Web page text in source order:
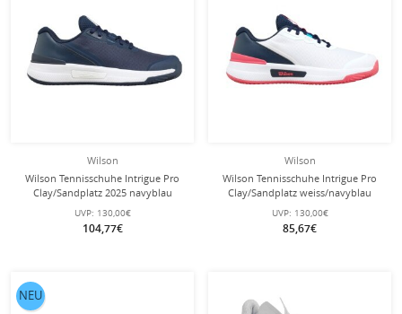
Wilson
Wilson Tennisschuhe Intrigue Pro
Clay/Sandplatz 2025 navyblau
Damen
UVP: 130,00€
104,77€
Wilson
Wilson Tennisschuhe Intrigue Pro
Clay/Sandplatz weiss/navyblau
Damen
UVP: 130,00€
85,67€
NEU